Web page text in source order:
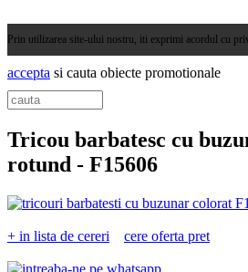
Prin utilizarea site-ului nostru, iti exprimi acordul cu
accepta si cauta obiecte promotionale
Tricou barbatesc cu
rotund - F15606
+ in lista de cereri cere oferta pret